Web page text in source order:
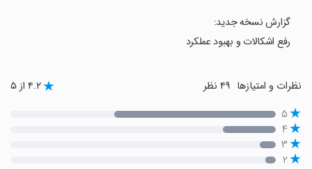
گزارش نسخه جدید:
رفع اشکالات و بهبود عملکرد
نظرات و امتیازها ۴.۲ از ۵
۵
۴
۳
۲